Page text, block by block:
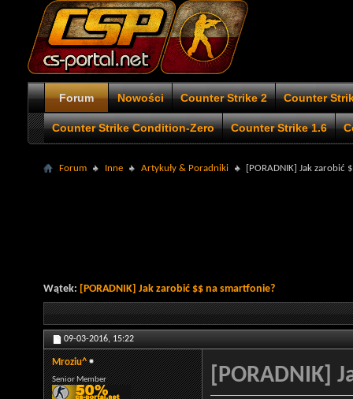
Forum Nowości Counter Strike 2 Counter
Counter Strike Condition-Zero Counter Strike 1.6
Forum Inne Artykuły & Poradniki [PORADNIK] Jak zarobić
Wątek: [PORADNIK] Jak zarobić $$ na smartfonie?
09-03-2016, 15:22
Mroziu^
Senior Member [PORADNIK]